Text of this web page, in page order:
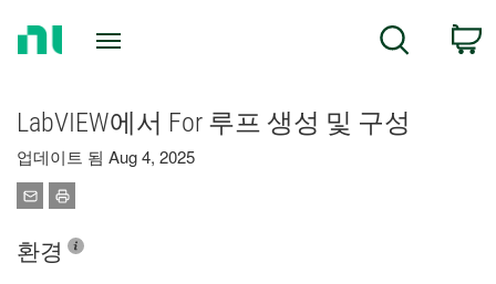
Search
LabVIEW에서 For 루프 생성 및 구성
업데이트 됨 Aug 4, 2025
환경